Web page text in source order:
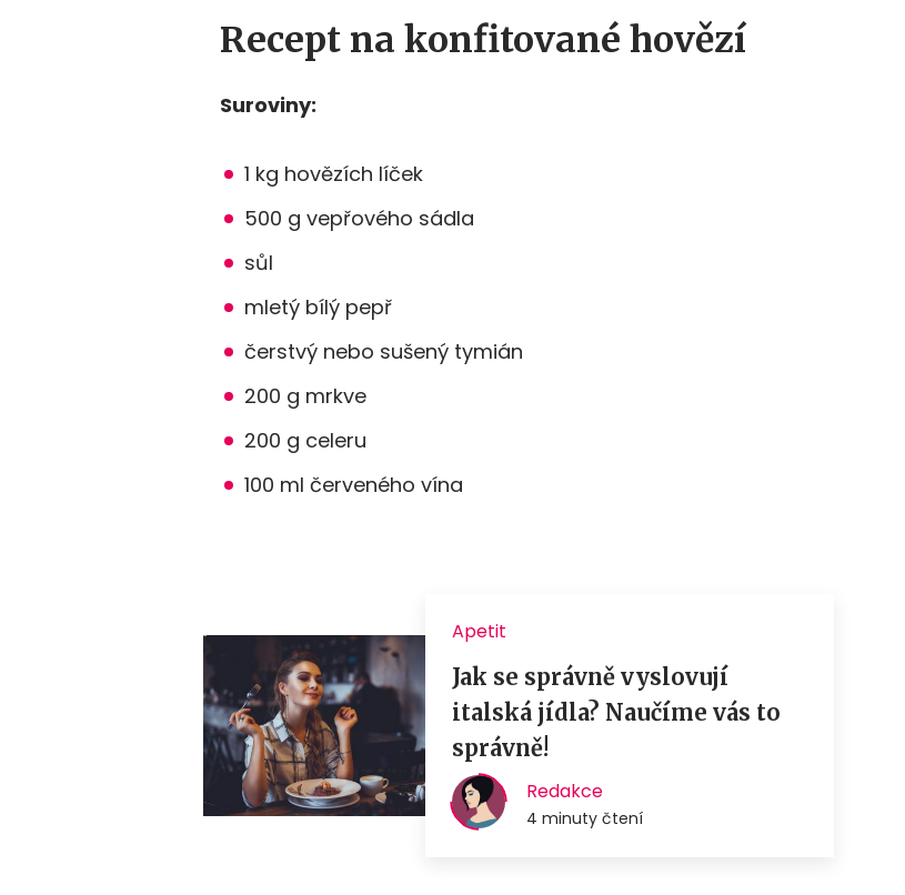
Recept na konfitované hovězí
Suroviny:
1 kg hovězích líček
500 g vepřového sádla
sůl
mletý bílý pepř
čerstvý nebo sušený tymián
200 g mrkve
200 g celeru
100 ml červeného vína